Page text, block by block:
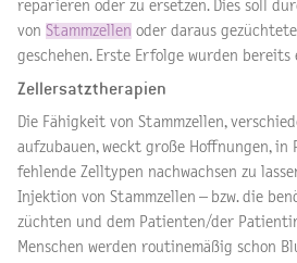
reparieren oder zu ersetzen. Dies soll
von Stammzellen oder daraus
geschehen. Erste Erfolge wurden bereits
Zellersatztherapien
Die Fähigkeit von Stammzellen,
aufzubauen, weckt große Hoffnungen, in
fehlende Zelltypen nachwachsen zu
Injektion von Stammzellen – bzw. die
züchten und dem Patienten/der
Menschen werden routinemäßig schon